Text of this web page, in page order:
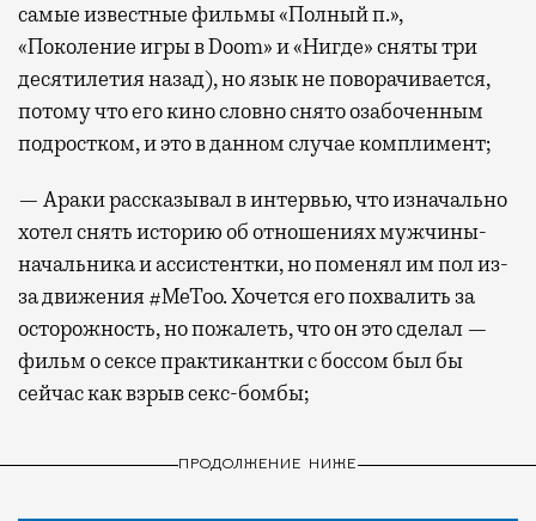
самые известные фильмы «Полный п.»,
«Поколение игры в Doom» и «Нигде» сняты три
десятилетия назад), но язык не поворачивается,
потому что его кино словно снято озабоченным
подростком, и это в данном случае комплимент;
— Араки рассказывал в интервью, что изначально
хотел снять историю об отношениях мужчины-
начальника и ассистентки, но поменял им пол из-
за движения #MeToo. Хочется его похвалить за
осторожность, но пожалеть, что он это сделал —
фильм о сексе практикантки с боссом был бы
сейчас как взрыв секс-бомбы;
ПРОДОЛЖЕНИЕ НИЖЕ